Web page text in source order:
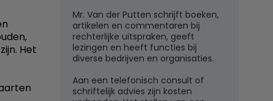
Het
Mr. Van der Putten schrijft boeken,
artikelen en commentaren bij
rechterlijke uitspraken, geeft
lezingen en heeft functies bij
diverse bedrijven en organisaties.
Aan een telefonisch consult of
schriftelijk advies zijn kosten